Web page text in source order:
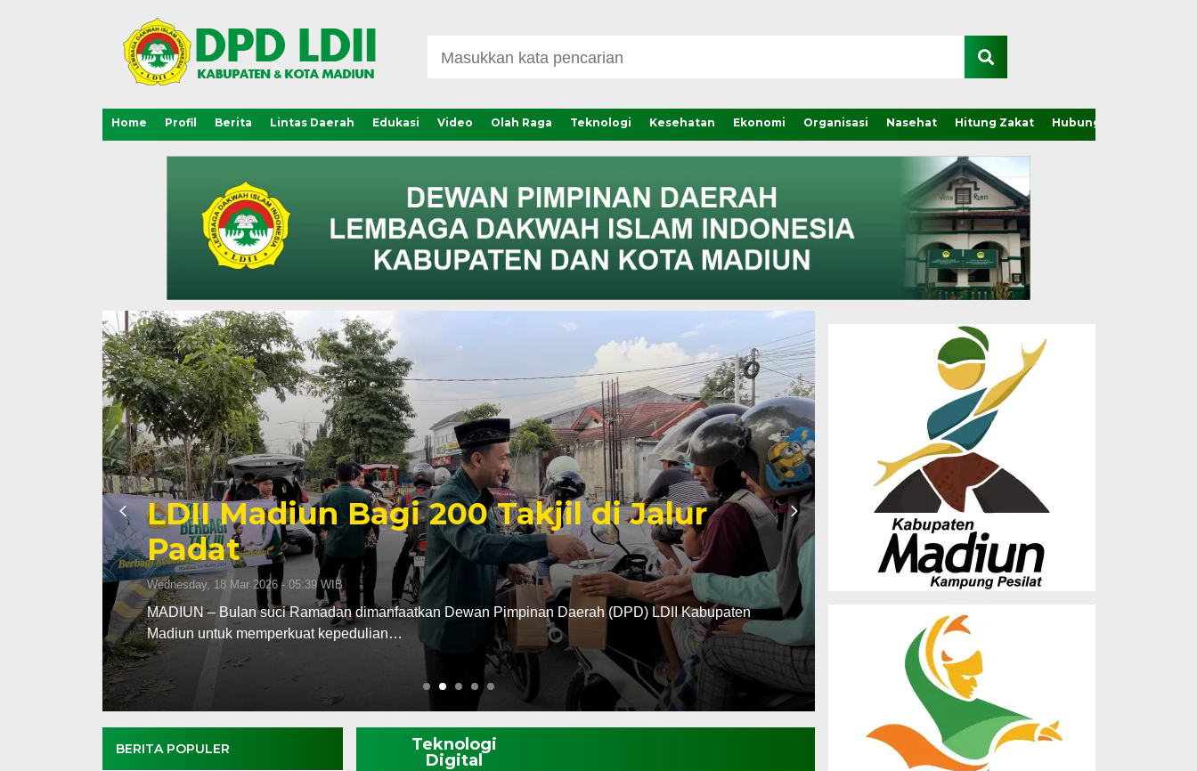
Home Profil Berita Lintas Daerah Edukasi Video Olah Raga Teknologi Kesehatan Ekonomi Organisasi Nasehat Hitung Zakat Hubungi Kami
Penentuan 1 Ramadan 1447 H, LDII
Kabupaten dan Kota Madiun Gelar
Rukyat Hilal
Tuesday, 17 Feb 2026 - 20:18 WIB
Tim Rukyatul Hilal Dewan Pimpinan Daerah Lembaga Dakwah Islam Indonesia (LDII) Kabupaten
dan Kota Madiun menggelar…
Musda X LDII
Dorong Sinergi
Pembangunan SDM
Saturday, 27 Dec 2025 - 23:25 WIB
(MADIUN) – Dewan Pimpinan Daerah (DPD)
Madiun sukses menghelat Musyawarah…
BERITA POPULER
Teknologi
Digital